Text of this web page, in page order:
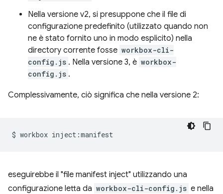
Nella versione v2, si presuppone che il file di
configurazione predefinito (utilizzato quando non
ne è stato fornito uno in modo esplicito) nella
directory corrente fosse workbox-cli-
config.js . Nella versione 3, è workbox-
config.js .
Complessivamente, ciò significa che nella versione 2:
$ workbox
eseguirebbe il "file manifest inject" utilizzando una
configurazione letta da workbox-cli-config.js e nella